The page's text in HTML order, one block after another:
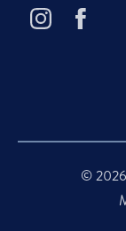
© 2026